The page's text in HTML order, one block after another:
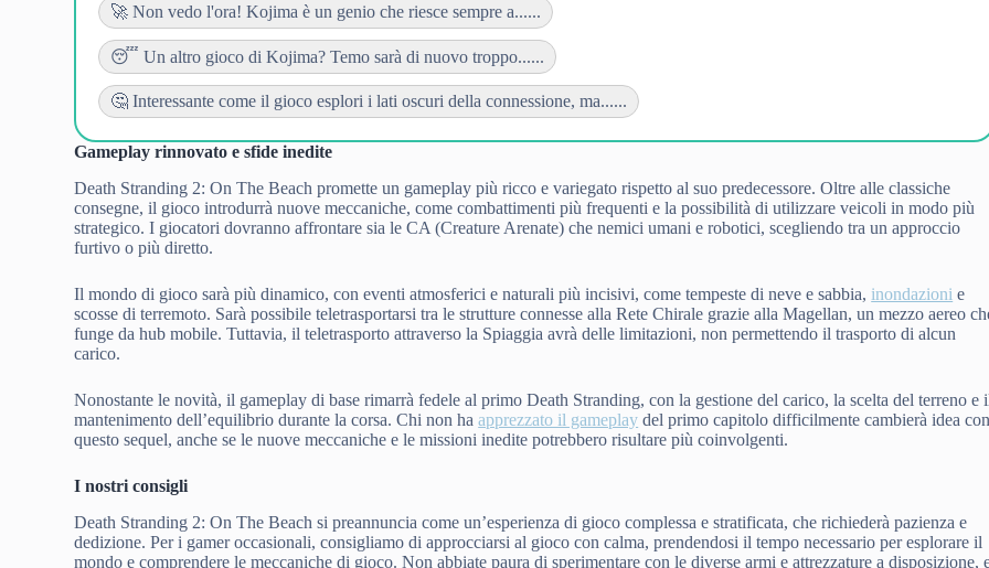
🚀 Non vedo l'ora! Kojima è un genio che riesce sempre a......
😴 Un altro gioco di Kojima? Temo sarà di nuovo troppo......
🤔 Interessante come il gioco esplori i lati oscuri della connessione, ma......
Gameplay rinnovato e sfide inedite
Death Stranding 2: On The Beach promette un gameplay più ricco e variegato rispetto al suo predecessore. Oltre alle classiche
consegne, il gioco introdurrà nuove meccaniche, come combattimenti più frequenti e la possibilità di utilizzare veicoli in modo più
strategico. I giocatori dovranno affrontare sia le CA (Creature Arenate) che nemici umani e robotici, scegliendo tra un approccio
furtivo o più diretto.
Il mondo di gioco sarà più dinamico, con eventi atmosferici e naturali più incisivi, come tempeste di neve e sabbia, inondazioni e
scosse di terremoto. Sarà possibile teletrasportarsi tra le strutture connesse alla Rete Chirale grazie alla Magellan, un mezzo aereo
funge da hub mobile. Tuttavia, il teletrasporto attraverso la Spiaggia avrà delle limitazioni, non permettendo il trasporto di alcun
carico.
Nonostante le novità, il gameplay di base rimarrà fedele al primo Death Stranding, con la gestione del carico, la scelta del terreno e
mantenimento dell’equilibrio durante la corsa. Chi non haapprezzato il gameplay del primo capitolo difficilmente cambierà idea
questo sequel, anche se le nuove meccaniche e le missioni inedite potrebbero risultare più coinvolgenti.
I nostri consigli
Death Stranding 2: On The Beach si preannuncia come un’esperienza di gioco complessa e stratificata, che richiederà pazienza e
dedizione. Per i gamer occasionali, consigliamo di approcciarsi al gioco con calma, prendendosi il tempo necessario per esplorare il
mondo e comprendere le meccaniche di gioco. Non abbiate paura di sperimentare con le diverse armi e attrezzature a disposizione,